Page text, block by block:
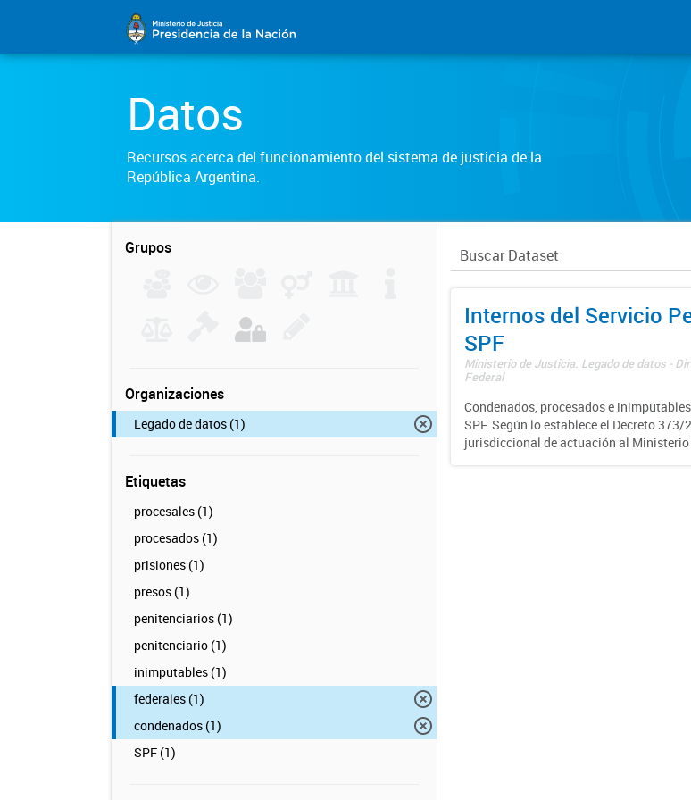
Datos
Recursos acerca del funcionamiento del sistema de justicia de la
República Argentina.
Grupos
Organizaciones
Legado de datos (1)
Etiquetas
procesales (1)
procesados (1)
prisiones (1)
presos (1)
penitenciarios (1)
penitenciario (1)
inimputables (1)
federales (1)
condenados (1)
SPF (1)
Internos del Servicio
SPF
Ministerio de Justicia. Legado de datos -
Federal
Condenados, procesados e
SPF. Según lo establece el Decreto
jurisdiccional de actuación al Ministerio